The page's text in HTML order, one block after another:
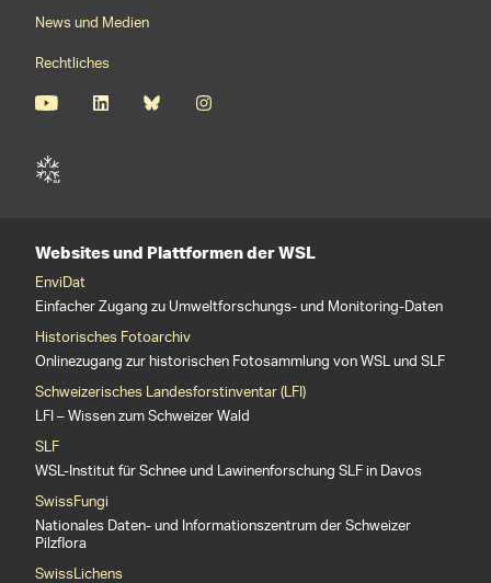
News und Medien
Rechtliches
Websites und Plattformen der WSL
EnviDat
Einfacher Zugang zu Umweltforschungs- und Monitoring-Daten
Historisches Fotoarchiv
Onlinezugang zur historischen Fotosammlung von WSL und SLF
Schweizerisches Landesforstinventar (LFI)
LFI – Wissen zum Schweizer Wald
SLF
WSL-Institut für Schnee und Lawinenforschung SLF in Davos
SwissFungi
Nationales Daten- und Informationszentrum der Schweizer
Pilzflora
SwissLichens